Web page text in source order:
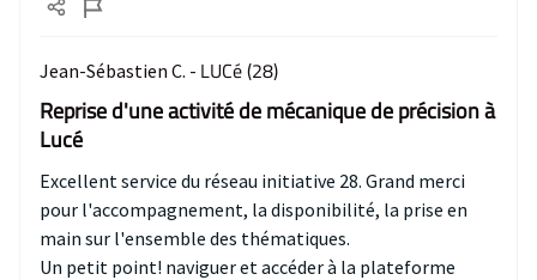
Jean-Sébastien C. - LUCé (28)
Reprise d'une activité de mécanique de précision à
Lucé
Excellent service du réseau initiative 28. Grand merci
pour l'accompagnement, la disponibilité, la prise en
main sur l'ensemble des thématiques.
Un petit point! naviguer et accéder à la plateforme